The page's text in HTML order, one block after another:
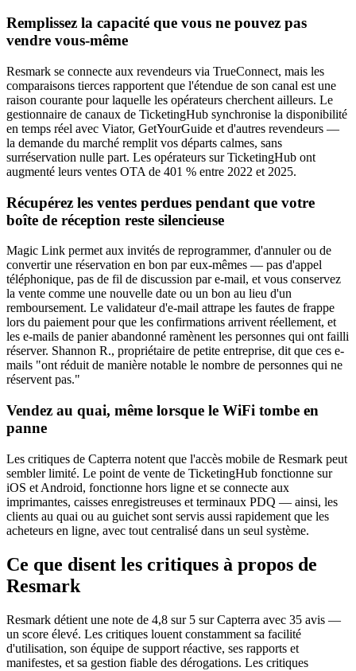
Remplissez la capacité que vous ne pouvez pas
vendre vous-même
Resmark se connecte aux revendeurs via TrueConnect, mais les
comparaisons tierces rapportent que l'étendue de son canal est une
raison courante pour laquelle les opérateurs cherchent ailleurs. Le
gestionnaire de canaux de TicketingHub synchronise la disponibilité
en temps réel avec Viator, GetYourGuide et d'autres revendeurs —
la demande du marché remplit vos départs calmes, sans
surréservation nulle part. Les opérateurs sur TicketingHub ont
augmenté leurs ventes OTA de 401 % entre 2022 et 2025.
Récupérez les ventes perdues pendant que votre
boîte de réception reste silencieuse
Magic Link permet aux invités de reprogrammer, d'annuler ou de
convertir une réservation en bon par eux-mêmes — pas d'appel
téléphonique, pas de fil de discussion par e-mail, et vous conservez
la vente comme une nouvelle date ou un bon au lieu d'un
remboursement. Le validateur d'e-mail attrape les fautes de frappe
lors du paiement pour que les confirmations arrivent réellement, et
les e-mails de panier abandonné ramènent les personnes qui ont failli
réserver. Shannon R., propriétaire de petite entreprise, dit que ces e-
mails "ont réduit de manière notable le nombre de personnes qui ne
réservent pas."
Vendez au quai, même lorsque le WiFi tombe en
panne
Les critiques de Capterra notent que l'accès mobile de Resmark peut
sembler limité. Le point de vente de TicketingHub fonctionne sur
iOS et Android, fonctionne hors ligne et se connecte aux
imprimantes, caisses enregistreuses et terminaux PDQ — ainsi, les
clients au quai ou au guichet sont servis aussi rapidement que les
acheteurs en ligne, avec tout centralisé dans un seul système.
Ce que disent les critiques à propos de
Resmark
Resmark détient une note de 4,8 sur 5 sur Capterra avec 35 avis —
un score élevé. Les critiques louent constamment sa facilité
d'utilisation, son équipe de support réactive, ses rapports et
manifestes, et sa gestion fiable des dérogations. Les critiques